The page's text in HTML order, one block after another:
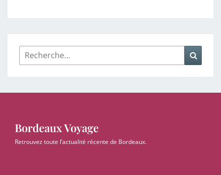
Bordeaux Voyage
Retrouvez toute l’actualité récente de Bordeaux.